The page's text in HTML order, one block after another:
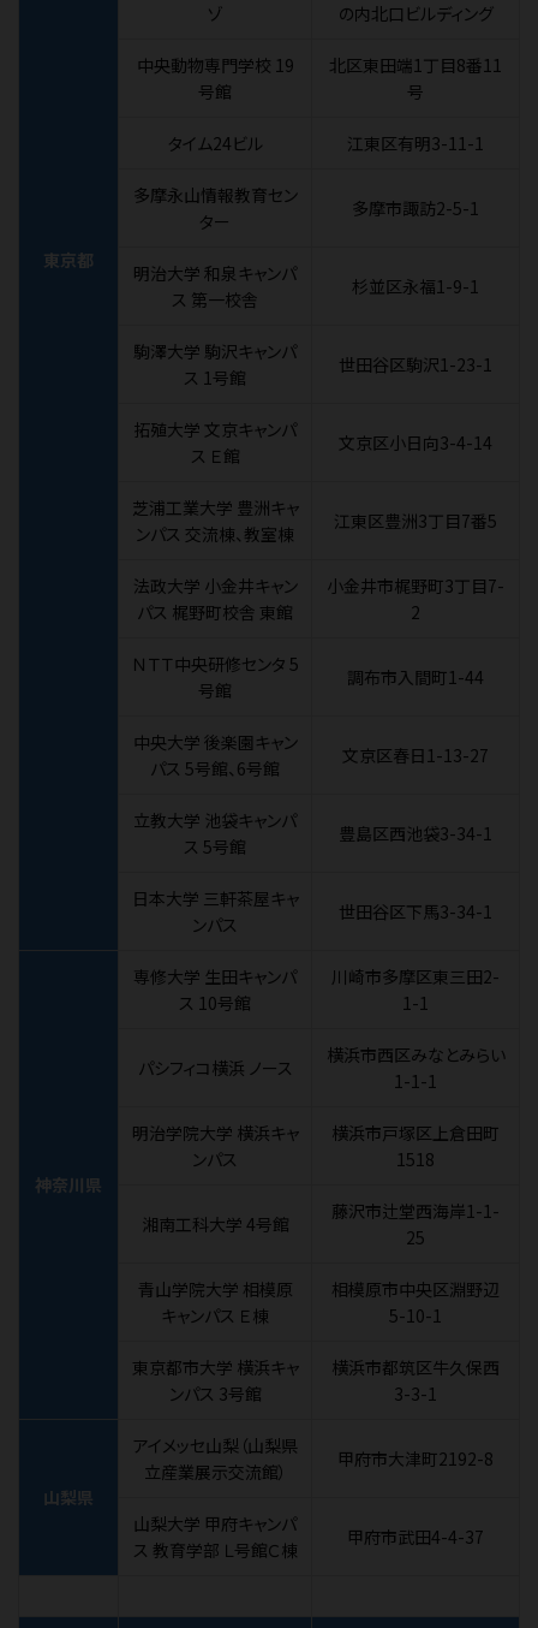
東京都
ゾ
の内北口ビルディング
中央動物専門学校 19
号館
北区東田端1丁目8番11
号
タイム24ビル 江東区有明3-11-1
多摩永山情報教育セン
ター
多摩市諏訪2-5-1
明治大学 和泉キャンパ
ス 第一校舎
杉並区永福1-9-1
駒澤大学 駒沢キャンパ
ス 1号館
世田谷区駒沢1-23-1
拓殖大学 文京キャンパ
ス Ｅ館
文京区小日向3-4-14
芝浦工業大学 豊洲キャ
ンパス 交流棟、教室棟
江東区豊洲3丁目7番5
法政大学 小金井キャン
パス 梶野町校舎 東館
小金井市梶野町3丁目7-
2
ＮＴＴ中央研修センタ 5
号館
調布市入間町1-44
中央大学 後楽園キャン
パス 5号館、6号館
文京区春日1-13-27
立教大学 池袋キャンパ
ス 5号館
豊島区西池袋3-34-1
日本大学 三軒茶屋キャ
ンパス
世田谷区下馬3-34-1
神奈川県
専修大学 生田キャンパ
ス 10号館
川崎市多摩区東三田2-
1-1
パシフィコ横浜 ノース
横浜市西区みなとみらい
1-1-1
明治学院大学 横浜キャ
ンパス
横浜市戸塚区上倉田町
1518
湘南工科大学 4号館
藤沢市辻堂西海岸1-1-
25
青山学院大学 相模原
キャンパス Ｅ棟
相模原市中央区淵野辺
5-10-1
東京都市大学 横浜キャ
ンパス 3号館
横浜市都筑区牛久保西
3-3-1
山梨県
アイメッセ山梨（山梨県
立産業展示交流館）
甲府市大津町2192-8
山梨大学 甲府キャンパ
ス 教育学部 Ｌ号館Ｃ棟
甲府市武田4-4-37